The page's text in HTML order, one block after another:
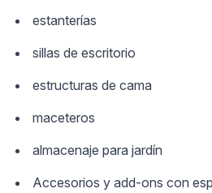
estanterías
sillas de escritorio
estructuras de cama
maceteros
almacenaje para jardín
Accesorios y add-ons con